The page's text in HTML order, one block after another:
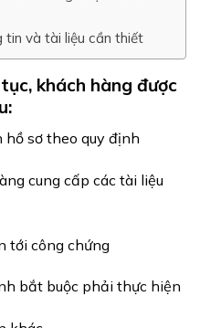
tin và tài liệu cần thiết
khách hàng được
sơ theo quy định
cung cấp các tài liệu
tới công chứng
bắt buộc phải thực hiện